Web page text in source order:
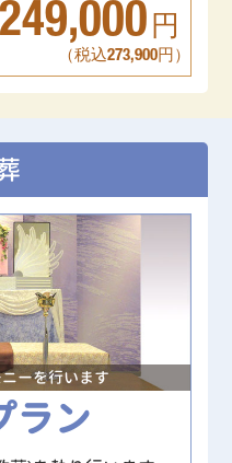
249,000 円
（税込273,900円）
ーを行います
ラン